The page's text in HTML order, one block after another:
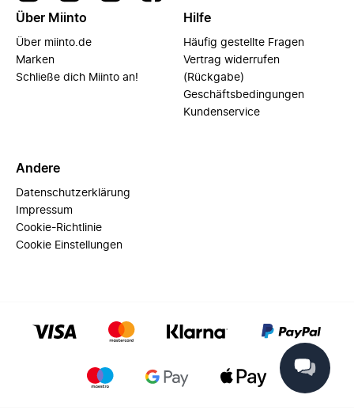
Über Miinto
Über miinto.de
Marken
Schließe dich Miinto an!
Hilfe
Häufig gestellte Fragen
Vertrag widerrufen
(Rückgabe)
Geschäftsbedingungen
Kundenservice
Andere
Datenschutzerklärung
Impressum
Cookie-Richtlinie
Cookie Einstellungen